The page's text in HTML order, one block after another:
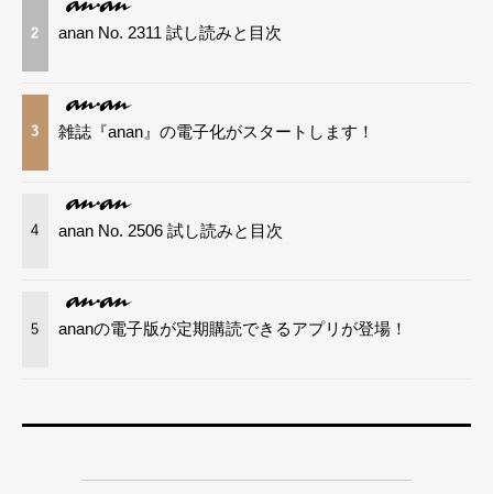
2 anan No. 2311 試し読みと目次
3 雑誌『anan』の電子化がスタートします！
4 anan No. 2506 試し読みと目次
5 ananの電子版が定期購読できるアプリが登場！